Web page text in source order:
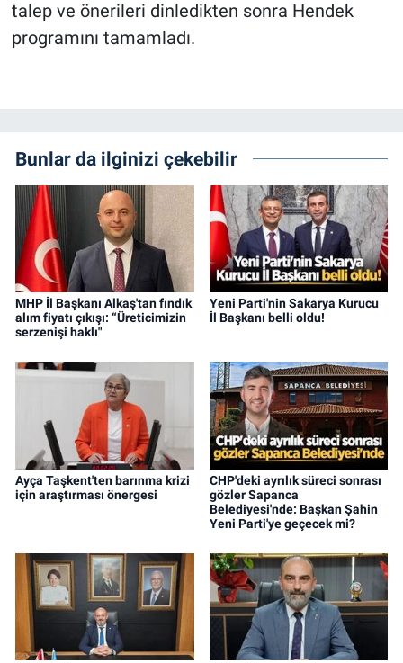
talep ve önerileri dinledikten sonra Hendek
programını tamamladı.
Bunlar da ilginizi çekebilir
MHP İl Başkanı Alkaş'tan fındık
alım fiyatı çıkışı: “Üreticimizin
serzenişi haklı"
Yeni Parti'nin Sakarya Kurucu
İl Başkanı belli oldu!
Ayça Taşkent'ten barınma krizi
için araştırması önergesi
CHP'deki ayrılık süreci sonrası
gözler Sapanca
Belediyesi'nde: Başkan Şahin
Yeni Parti'ye geçecek mi?